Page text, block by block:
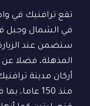
تقع ترافنيك في
في الشمال وجبل
ستضمن عند
المذهلة، فضلا عن
أركان مدينة